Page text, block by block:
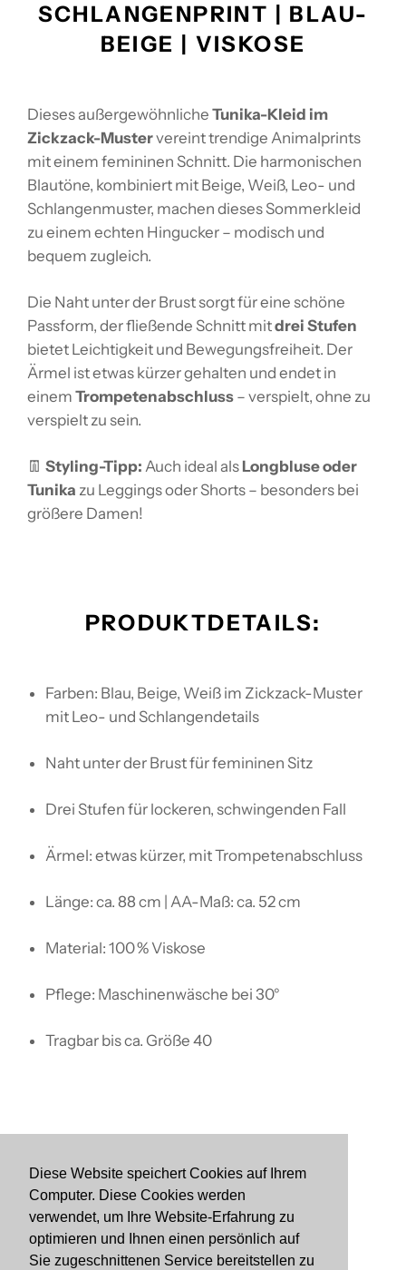
Diese Website speichert Cookies auf Ihrem
Computer. Diese Cookies werden
verwendet, um Ihre Website-Erfahrung zu
optimieren und Ihnen einen persönlich auf
Sie zugeschnittenen Service bereitstellen zu
SCHLANGENPRINT | BLAU-
BEIGE | VISKOSE
Dieses außergewöhnliche Tunika-Kleid im
Zickzack-Mustervereint trendige Animalprints
mit einem femininen Schnitt. Die harmonischen
Blautöne, kombiniert mit Beige, Weiß, Leo- und
Schlangenmuster, machen dieses Sommerkleid
zu einem echten Hingucker – modisch und
bequem zugleich.
Die Naht unter der Brust sorgt für eine schöne
Passform, der fließende Schnitt mitdrei Stufen
bietet Leichtigkeit und Bewegungsfreiheit. Der
Ärmel ist etwas kürzer gehalten und endet in
einem Trompetenabschluss – verspielt, ohne zu
verspielt zu sein.
👖 Styling-Tipp: Auch ideal alsLongbluse oder
Tunika zu Leggings oder Shorts – besonders bei
größere Damen!
PRODUKTDETAILS:
Farben: Blau, Beige, Weiß im Zickzack-Muster
mit Leo- und Schlangendetails
Naht unter der Brust für femininen Sitz
Drei Stufen für lockeren, schwingenden Fall
Ärmel: etwas kürzer, mit Trompetenabschluss
Länge: ca. 88 cm | AA-Maß: ca. 52 cm
Material: 100 % Viskose
Pflege: Maschinenwäsche bei 30°
Tragbar bis ca. Größe 40
Suchen
Impressum
Datenschutzerklärung